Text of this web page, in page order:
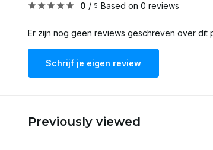
0 / 5 Based on 0 reviews
Er zijn nog geen reviews geschreven over dit
Schrijf je eigen review
Previously viewed